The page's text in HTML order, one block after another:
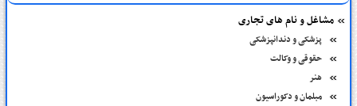
مشاغل و نام های تجاری
پزشکی و دندانپزشکی
حقوقی و وکالت
هنر
مبلمان و دکوراسیون